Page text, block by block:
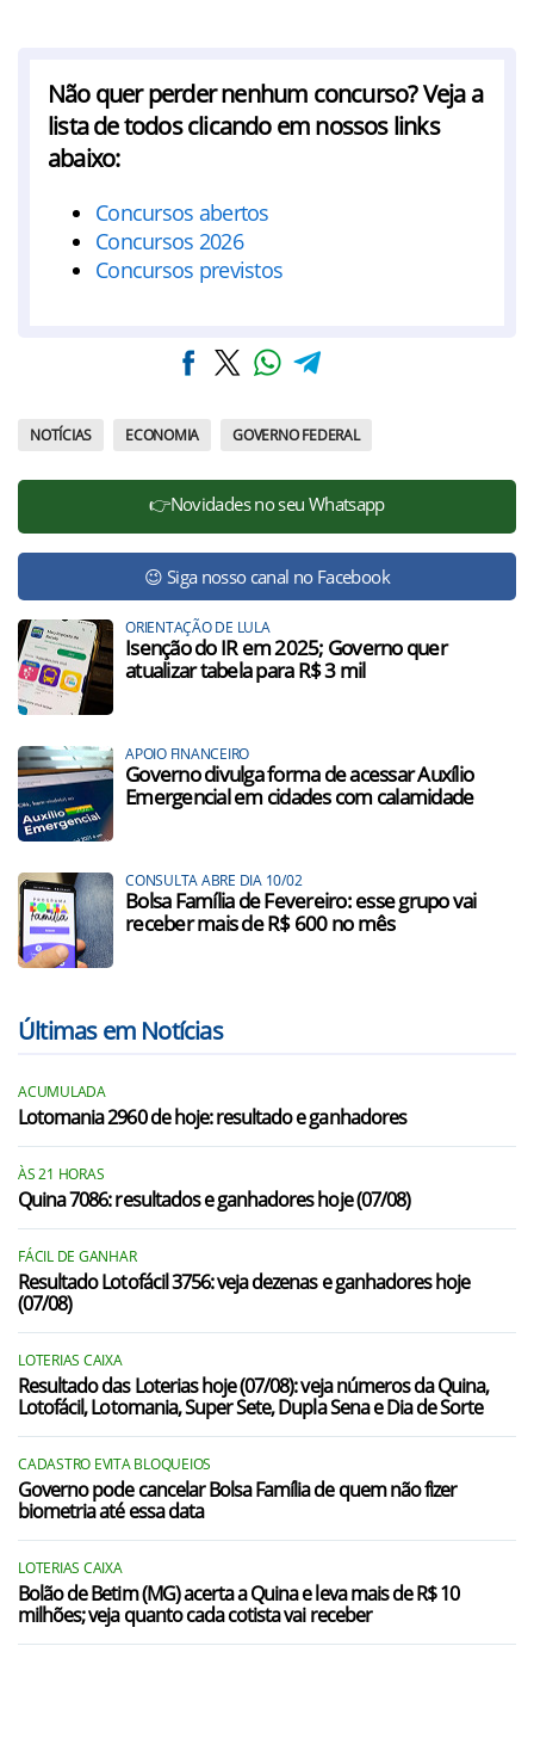
Não quer perder nenhum concurso? Veja a
lista de todos clicando em nossos links
abaixo:
Concursos abertos
Concursos 2026
Concursos previstos
NOTÍCIAS ECONOMIA GOVERNO FEDERAL
👉Novidades no seu Whatsapp
😉 Siga nosso canal no Facebook
ORIENTAÇÃO DE LULA
Isenção do IR em 2025; Governo quer
atualizar tabela para R$ 3 mil
APOIO FINANCEIRO
Governo divulga forma de acessar Auxílio
Emergencial em cidades com calamidade
CONSULTA ABRE DIA 10/02
Bolsa Família de Fevereiro: esse grupo vai
receber mais de R$ 600 no mês
Últimas em Notícias
ACUMULADA
Lotomania 2960 de hoje: resultado e ganhadores
ÀS 21 HORAS
Quina 7086: resultados e ganhadores hoje (07/08)
FÁCIL DE GANHAR
Resultado Lotofácil 3756: veja dezenas e ganhadores hoje
(07/08)
LOTERIAS CAIXA
Resultado das Loterias hoje (07/08): veja números da Quina,
Lotofácil, Lotomania, Super Sete, Dupla Sena e Dia de Sorte
CADASTRO EVITA BLOQUEIOS
Governo pode cancelar Bolsa Família de quem não fizer
biometria até essa data
LOTERIAS CAIXA
Bolão de Betim (MG) acerta a Quina e leva mais de R$ 10
milhões; veja quanto cada cotista vai receber